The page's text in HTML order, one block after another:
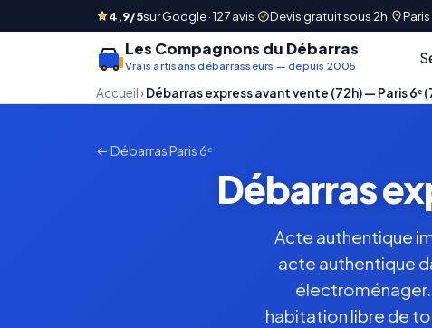
4,9/5sur Google · 127 avis· Devis gratuit sous 2h·
Les Compagnons du Débarras
Vrais artisans débarrasseurs — depuis 2005
Accueil›Débarras express avant vente (72h) — Paris 6ᵉ
← Débarras Paris 6ᵉ
Débarras
Acte authentique
acte authentique
habitation libre de